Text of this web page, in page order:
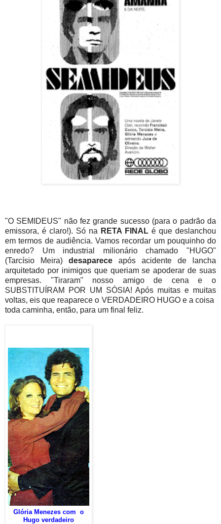
"O SEMIDEUS" não fez grande sucesso (para o padrão da
emissora, é claro!). Só na RETA FINAL é que deslanchou
em termos de audiência. Vamos recordar um pouquinho do
enredo? Um industrial milionário chamado "HUGO"
(Tarcísio Meira) desaparece após acidente de lancha
arquitetado por inimigos que queriam se apoderar de suas
empresas. "Tiraram" nosso amigo de cena e o
SUBSTITUÍRAM POR UM SÓSIA! Após muitas e muitas
voltas, eis que reaparece o VERDADEIRO HUGO e a coisa
toda caminha, então, para um final feliz.
Glória Menezes com o
Hugo verdadeiro